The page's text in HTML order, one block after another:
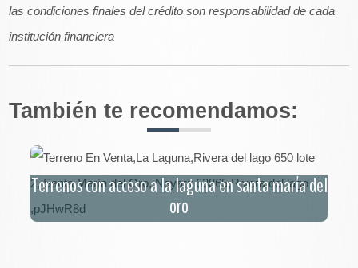
las condiciones finales del crédito son responsabilidad de cada
institución financiera
También te recomendamos:
Terrenos con acceso a la laguna en santa maría del
oro